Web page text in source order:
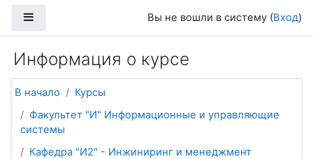
Вы не вошли в систему (Вход)
Информация о курсе
В начало
Курсы
Факультет "И" Информационные и управляющие
системы
Кафедра "И2" - Инжиниринг и менеджмент